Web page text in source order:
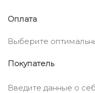
Оплата
Выберите
Покупатель
Введите данные о